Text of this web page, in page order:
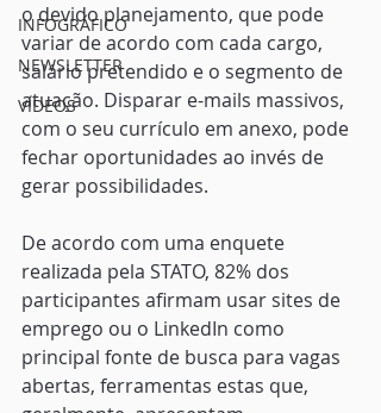
INFOGRÁFICO
NEWSLETTER
VÍDEOS
o devido planejamento, que pode
variar de acordo com cada cargo,
salário pretendido e o segmento de
atuação. Disparar e-mails massivos,
com o seu currículo em anexo, pode
fechar oportunidades ao invés de
gerar possibilidades.
De acordo com uma enquete
realizada pela STATO, 82% dos
participantes afirmam usar sites de
emprego ou o LinkedIn como
principal fonte de busca para vagas
abertas, ferramentas estas que,